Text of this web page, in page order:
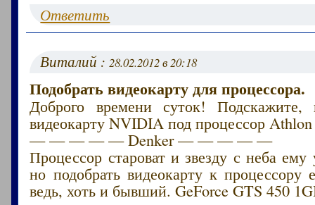
Ответить
Виталий :28.02.2012 в 20:18
Подобрать видеокарту для процессора.
Доброго времени суток! Подскажите,
видеокарту NVIDIA под процессор
— — — — — Denker — — — — —
Процессор староват и звезду с неба ему
но подобрать видеокарту к
ведь, хоть и бывший. GeForce GTS 450